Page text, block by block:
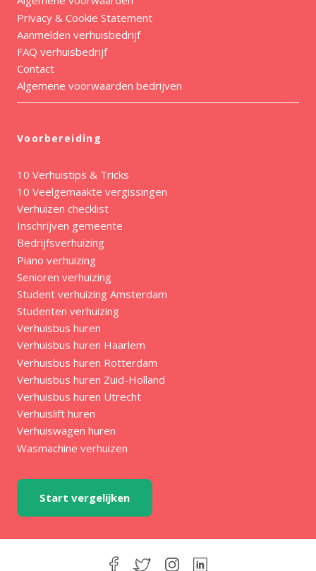
Privacy & Cookie Statement
Aanmelden verhuisbedrijf
FAQ verhuisbedrijf
Contact
Algemene voorwaarden bedrijven
Voorbereiding
10 Verhuistips & Tricks
10 Veelgemaakte vergissingen
Verhuizen checklist
Inschrijven gemeente
Bedrijfsverhuizing
Piano verhuizing
Senioren verhuizing
Student verhuizing Amsterdam
Studenten verhuizing
Verhuisbus huren
Verhuisbus huren Haarlem
Verhuisbus huren Rotterdam
Verhuisbus huren Zuid-Holland
Verhuisbus huren Utrecht
Verhuislift huren
Verhuiswagen huren
Wasmachine verhuizen
Start vergelijken